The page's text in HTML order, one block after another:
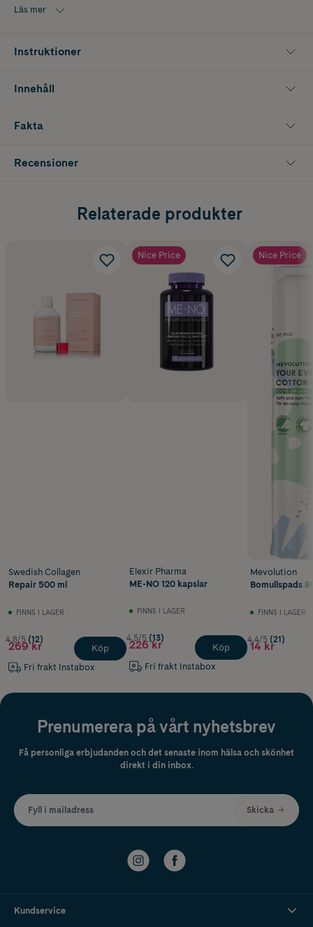
resultat, helt veganskt.
mineraler hjälper aminosyrorna till att skydda och reproducera friska
hudens kvalitet och hjälpa till att hålla huden frisk och stark.
Genom att ta en daglig dos av Collagen Vegan hjälper du till att
Läs mer
Instruktioner
Innehåll
Fakta
Recensioner
Relaterade produkter
Swedish Collagen
Repair 500 ml
FINNS I LAGER
4.8/5 (12)
269 kr
Fri frakt Instabox
Köp
Nice Price
Elexir Pharma
ME-NO 120 kapslar
FINNS I LAGER
4.5/5 (13)
226 kr
Fri frakt Instabox
Köp
Nice Price
Mevolution
Bomullspads
FINNS I LAGER
4.4/5 (21)
14 kr
Prenumerera på vårt nyhetsbrev
Få personliga erbjudanden och det senaste inom hälsa och skönhet
direkt i din inbox.
Fyll i mailadress Skicka
Kundservice